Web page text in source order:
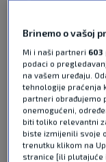
komentara
Hrvatski
Alexandriju,
po skupinama
dočekali
Brinemo o vašoj
Mi i naši partneri 603
podaci o
na vašem uređaju.
tehnologije praćenja
partneri obrađujemo
onemogućeni,
biti toliko relevantni
biste izmijenili svoje
trenutku klikom na
stranice [ili plutajuće